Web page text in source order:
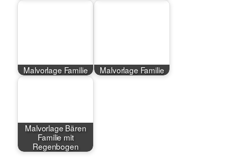
Malvorlage Familie Malvorlage Familie
Malvorlage Bären
Familie mit
Regenbogen